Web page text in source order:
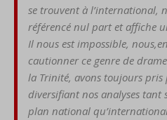
se trouvent à l’international,
référencé nul part et affiche
Il nous est impossible, nous,
cautionner ce genre de
la Trinité, avons toujours pris
diversifiantnos analyses tant
plan national